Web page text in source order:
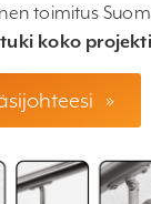
toimitus
koko
»